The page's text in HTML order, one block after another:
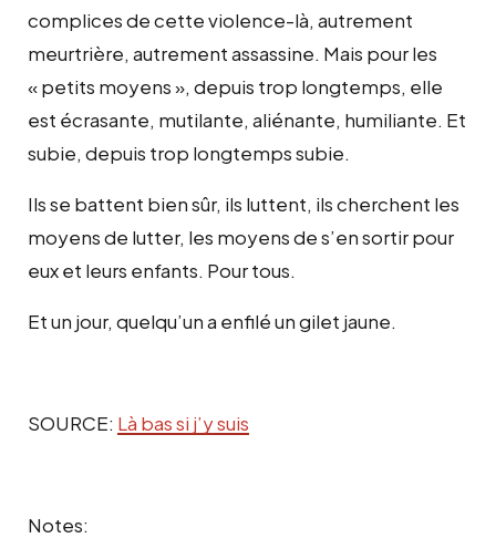
complices de cette violence-là, autrement
meurtrière, autrement assassine. Mais pour les
« petits moyens », depuis trop longtemps, elle
est écrasante, mutilante, aliénante, humiliante. Et
subie, depuis trop longtemps subie.
Ils se battent bien sûr, ils luttent, ils cherchent les
moyens de lutter, les moyens de s’en sortir pour
eux et leurs enfants. Pour tous.
Et un jour, quelqu’un a enfilé un gilet jaune.
SOURCE: Là bas si j’y suis
Notes: